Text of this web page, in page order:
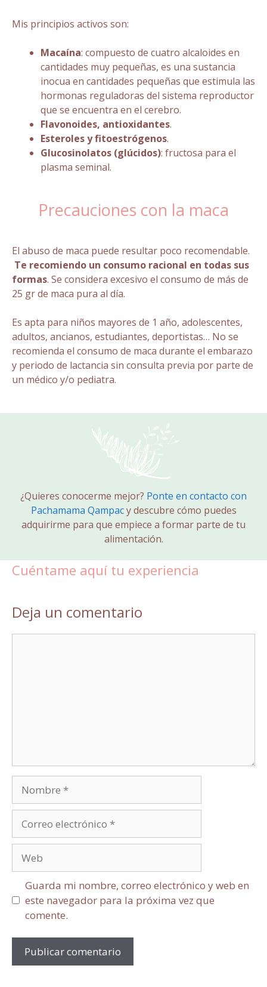
Mis principios activos son:
Macaína: compuesto de cuatro alcaloides en
cantidades muy pequeñas, es una sustancia
inocua en cantidades pequeñas que estimula las
hormonas reguladoras del sistema reproductor
que se encuentra en el cerebro.
Flavonoides, antioxidantes.
Esteroles y fitoestrógenos.
Glucosinolatos (glúcidos): fructosa para el
plasma seminal.
Precauciones con la maca
El abuso de maca puede resultar poco recomendable.
Te recomiendo un consumo racional en todas sus
formas. Se considera excesivo el consumo de más de
25 gr de maca pura al día.
Es apta para niños mayores de 1 año, adolescentes,
adultos, ancianos, estudiantes, deportistas… No se
recomienda el consumo de maca durante el embarazo
y periodo de lactancia sin consulta previa por parte de
un médico y/o pediatra.
¿Quieres conocerme mejor? Ponte en contacto con
Pachamama Qampacy descubre cómo puedes
adquirirme para que empiece a formar parte de tu
alimentación.
Cuéntame aquí tu experiencia
Deja un comentario
Guarda mi nombre, correo electrónico y web en
este navegador para la próxima vez que
comente.